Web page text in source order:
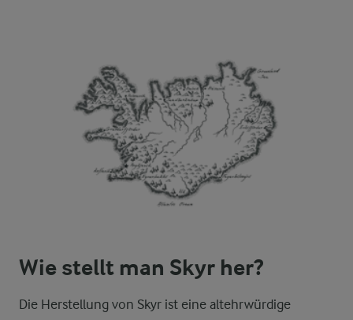
Wie stellt man Skyr her?
Die Herstellung von Skyr ist eine altehrwürdige